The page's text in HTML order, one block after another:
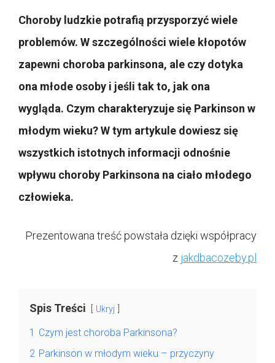
Choroby ludzkie potrafią przysporzyć wiele
problemów. W szczególności wiele kłopotów
zapewni choroba parkinsona, ale czy dotyka
ona młode osoby i jeśli tak to, jak ona
wygląda. Czym charakteryzuje się Parkinson w
młodym wieku? W tym artykule dowiesz się
wszystkich istotnych informacji odnośnie
wpływu choroby Parkinsona na ciało młodego
człowieka.
Prezentowana treść powstała dzięki współpracy
z jakdbacozeby.pl
Spis Treści Ukryj
1 Czym jest choroba Parkinsona?
2 Parkinson w młodym wieku – przyczyny